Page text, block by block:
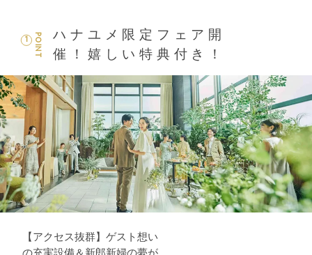
POINT
1
ハナユメ限定フェア開
催！嬉しい特典付き！
【アクセス抜群】ゲスト想い